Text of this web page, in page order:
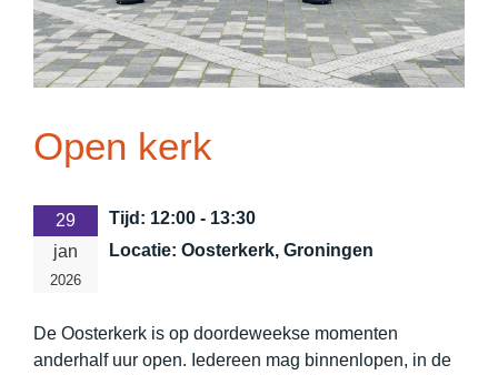
Open kerk
29
jan
2026
Tijd: 12:00 - 13:30
Locatie: Oosterkerk, Groningen
De Oosterkerk is op doordeweekse momenten
anderhalf uur open. Iedereen mag binnenlopen, in de